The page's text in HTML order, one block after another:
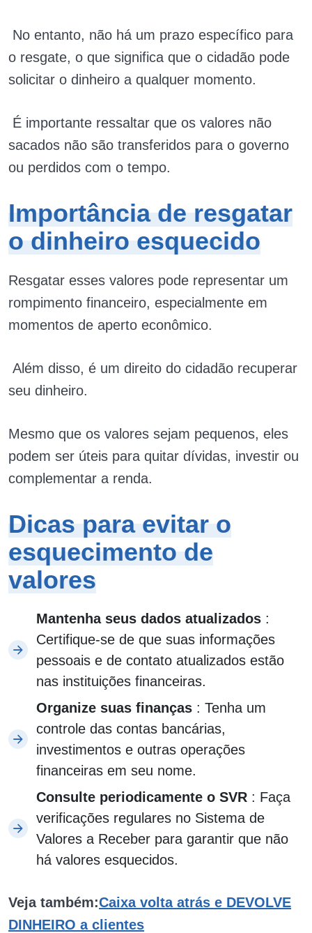
No entanto, não há um prazo específico para
o resgate, o que significa que o cidadão pode
solicitar o dinheiro a qualquer momento.
É importante ressaltar que os valores não
sacados não são transferidos para o governo
ou perdidos com o tempo.
Importância de resgatar
o dinheiro esquecido
Resgatar esses valores pode representar um
rompimento financeiro, especialmente em
momentos de aperto econômico.
Além disso, é um direito do cidadão recuperar
seu dinheiro.
Mesmo que os valores sejam pequenos, eles
podem ser úteis para quitar dívidas, investir ou
complementar a renda.
Dicas para evitar o
esquecimento de
valores
Mantenha seus dados atualizados :
Certifique-se de que suas informações
pessoais e de contato atualizados estão
nas instituições financeiras.
Organize suas finanças : Tenha um
controle das contas bancárias,
investimentos e outras operações
financeiras em seu nome.
Consulte periodicamente o SVR : Faça
verificações regulares no Sistema de
Valores a Receber para garantir que não
há valores esquecidos.
Veja também:Caixa volta atrás e DEVOLVE
DINHEIRO a clientes